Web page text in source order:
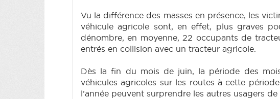
Vu la différence des masses en présence, les
véhicule agricole sont, en effet, plus graves
dénombre, en moyenne, 22 occupants de
entrés en collision avec un tracteur agricole.
Dès la fin du mois de juin, la période des
véhicules agricoles sur les routes à cette
l’année peuvent surprendre les autres usagers